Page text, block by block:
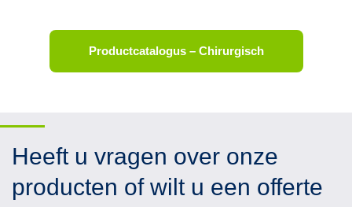
Productcatalogus – Chirurgisch
Heeft u vragen over onze
producten of wilt u een offerte